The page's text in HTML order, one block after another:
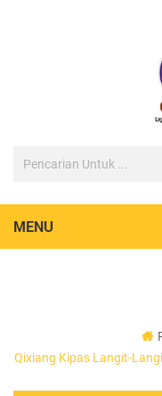
Qixiang Kipas Langit-